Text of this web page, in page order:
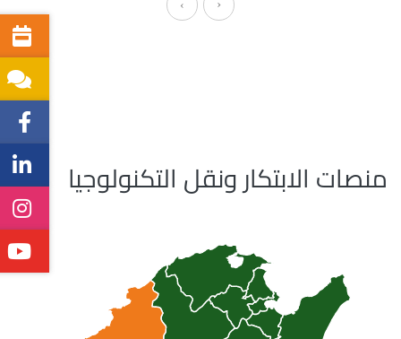
‹
›
منصات الابتكار ونقل التكنولوجيا